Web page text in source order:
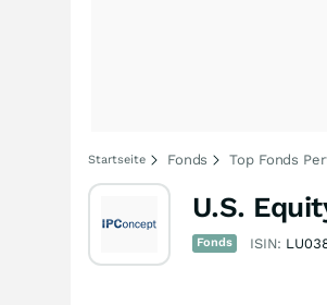
Startseite Fonds Top Fonds
U.S.
Fonds ISIN: